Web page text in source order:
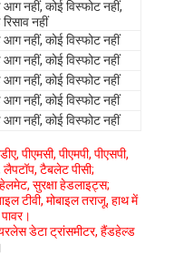
आग नहीं, कोई विस्फोट नहीं,
नहीं
आग नहीं, कोई विस्फोट नहीं
आग नहीं, कोई विस्फोट नहीं
आग नहीं, कोई विस्फोट नहीं
आग नहीं, कोई विस्फोट नहीं
आग नहीं, कोई विस्फोट नहीं
पीएमसी, पीएमपी, पीएसपी,
लैपटॉप, टैबलेट पीसी;
सुरक्षा हेडलाइट्स;
टीवी, मोबाइल तराजू, हाथ में
डेटा ट्रांसमीटर, हैंडहेल्ड
।